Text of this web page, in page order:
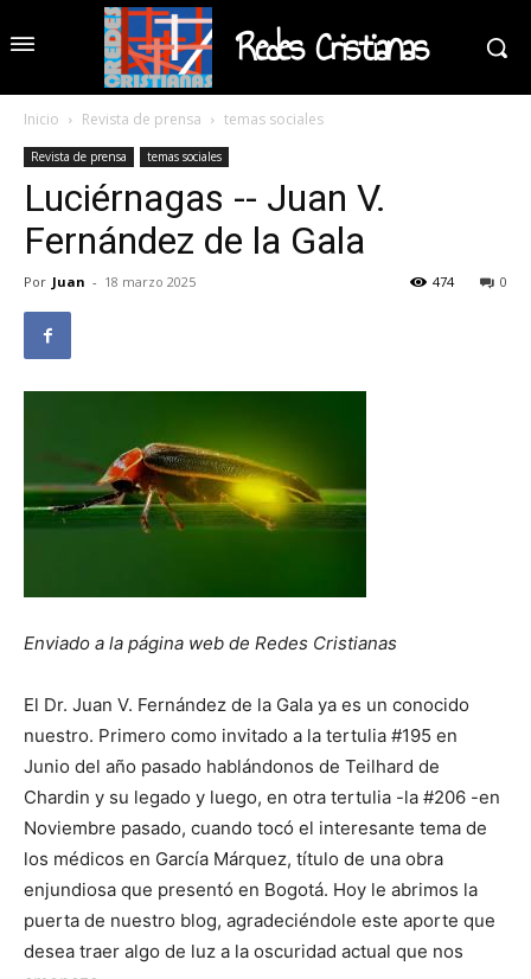
Redes Cristianas
Inicio Revista de prensa temas sociales
Revista de prensa temas sociales
Luciérnagas -- Juan V.
Fernández de la Gala
Por Juan - 18 marzo 2025 0
474
Enviado a la página web de Redes Cristianas
El Dr. Juan V. Fernández de la Gala ya es un conocido
nuestro. Primero como invitado a la tertulia #195 en
Junio del año pasado hablándonos de Teilhard de
Chardin y su legado y luego, en otra tertulia -la #206 -en
Noviembre pasado, cuando tocó el interesante tema de
los médicos en García Márquez, título de una obra
enjundiosa que presentó en Bogotá. Hoy le abrimos la
puerta de nuestro blog, agradeciéndole este aporte que
desea traer algo de luz a la oscuridad actual que nos